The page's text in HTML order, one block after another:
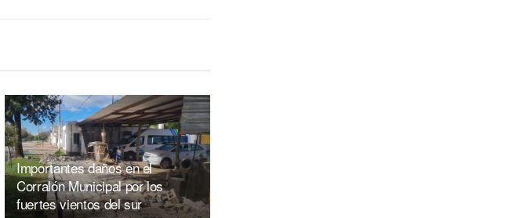
Importantes daños en el
Corralón Municipal por los
fuertes vientos del sur